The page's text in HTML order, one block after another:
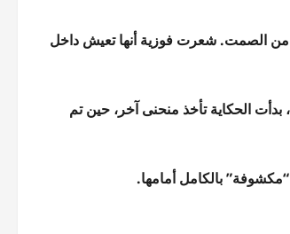
من الصمت. شعرت فوزية أنها تعيش داخل
الحكاية تأخذ منحنى آخر، حين تم
بالكامل أمامها.